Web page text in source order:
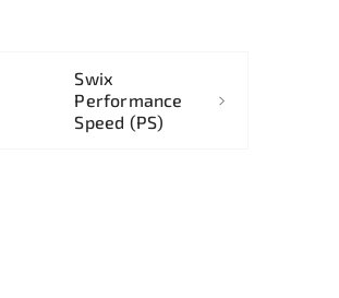
Swix
Performance
Speed (PS)